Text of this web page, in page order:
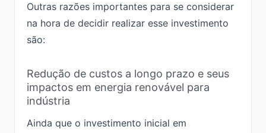
Outras razões importantes para se considerar
na hora de decidir realizar esse investimento
são:
Redução de custos a longo prazo e seus
impactos em energia renovável para
indústria
Ainda que o investimento inicial em